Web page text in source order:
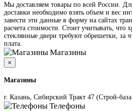
Мы доставляем товары по всей России.
доставки необходимо взять объем и вес
завести эти данные в форму на сайтах
расчета стоимости. Стоит учитывать, что
стеклянные двери требуют обрешетки, за
плата.
Магазины
×
Магазины
г. Казань, Сибирский Тракт 47 (Строй-
Телефоны